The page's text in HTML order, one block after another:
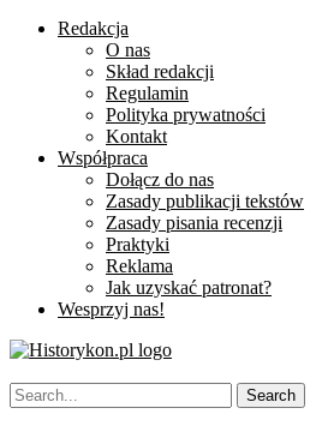
Redakcja
O nas
Skład redakcji
Regulamin
Polityka prywatności
Kontakt
Współpraca
Dołącz do nas
Zasady publikacji tekstów
Zasady pisania recenzji
Praktyki
Reklama
Jak uzyskać patronat?
Wesprzyj nas!